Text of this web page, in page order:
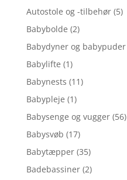
Autostole og -tilbehør (5)
Babybolde (2)
Babydyner og babypuder
Babylifte (1)
Babynests (11)
Babypleje (1)
Babysenge og vugger (56)
Babysvøb (17)
Babytæpper (35)
Badebassiner (2)